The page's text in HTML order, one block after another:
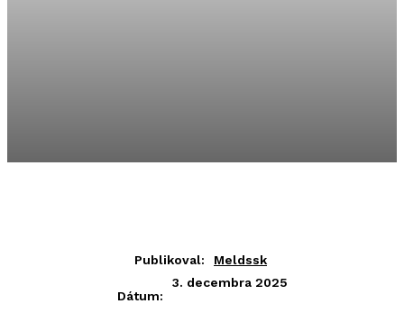
Publikoval: Meldssk
Dátum:
3. decembra 2025